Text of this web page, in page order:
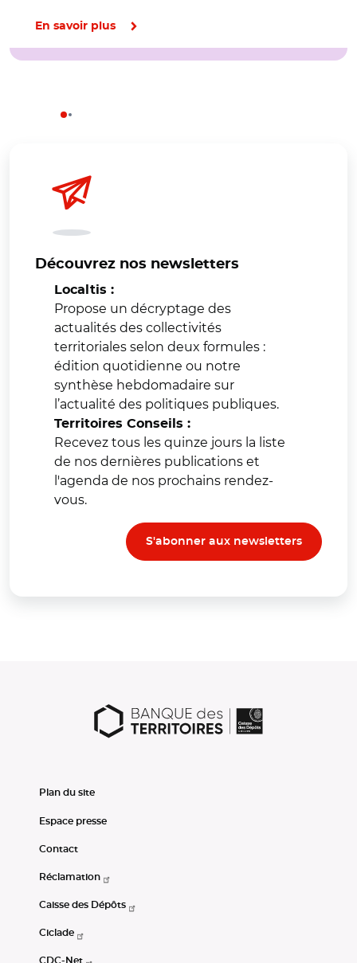
En savoir plus
Découvrez nos newsletters
Localtis :
Propose un décryptage des
actualités des collectivités
territoriales selon deux formules :
édition quotidienne ou notre
synthèse hebdomadaire sur
l’actualité des politiques publiques.
Territoires Conseils :
Recevez tous les quinze jours la liste
de nos dernières publications et
l'agenda de nos prochains rendez-
vous.
S'abonner aux newsletters
Plan du site
Espace presse
Contact
Réclamation
Caisse des Dépôts
Ciclade
CDC-Net